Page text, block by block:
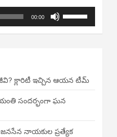
00:00
Arrow
decrease
క్లారిటీ ఇచ్చిన ఆయన టీమ్
సందర్భంగా ఘన
నాయకుల ప్రత్యేక